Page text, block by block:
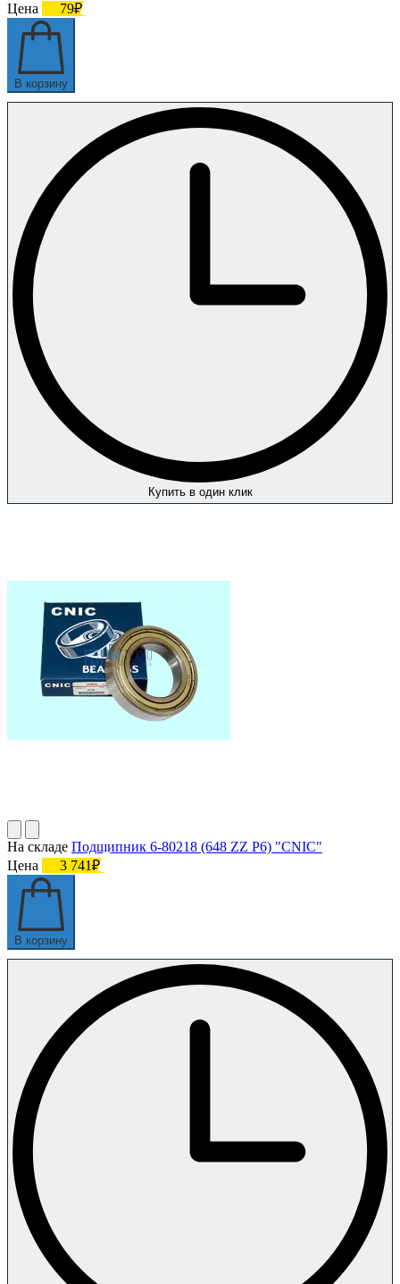
Цена
79₽
В корзину
Купить в один клик
На складе Подшипник 6-80218 (648 ZZ P6) "CNIC"
Цена
3 741₽
В корзину